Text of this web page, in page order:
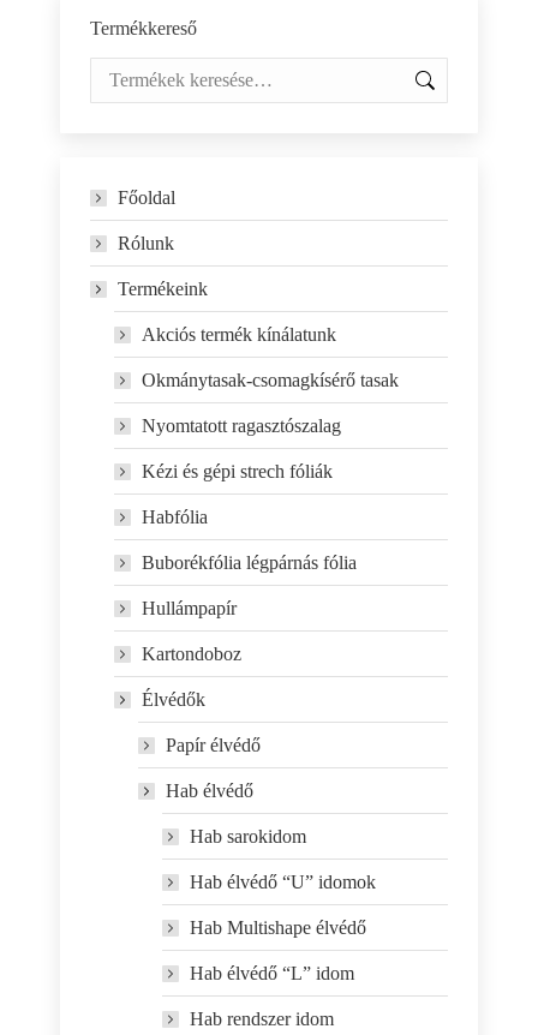
Termékkereső
Főoldal
Rólunk
Termékeink
Akciós termék kínálatunk
Okmánytasak-csomagkísérő tasak
Nyomtatott ragasztószalag
Kézi és gépi strech fóliák
Habfólia
Buborékfólia légpárnás fólia
Hullámpapír
Kartondoboz
Élvédők
Papír élvédő
Hab élvédő
Hab sarokidom
Hab élvédő “U” idomok
Hab Multishape élvédő
Hab élvédő “L” idom
Hab rendszer idom